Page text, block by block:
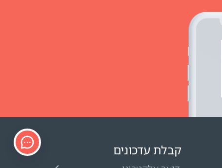
קבלת עדכונים